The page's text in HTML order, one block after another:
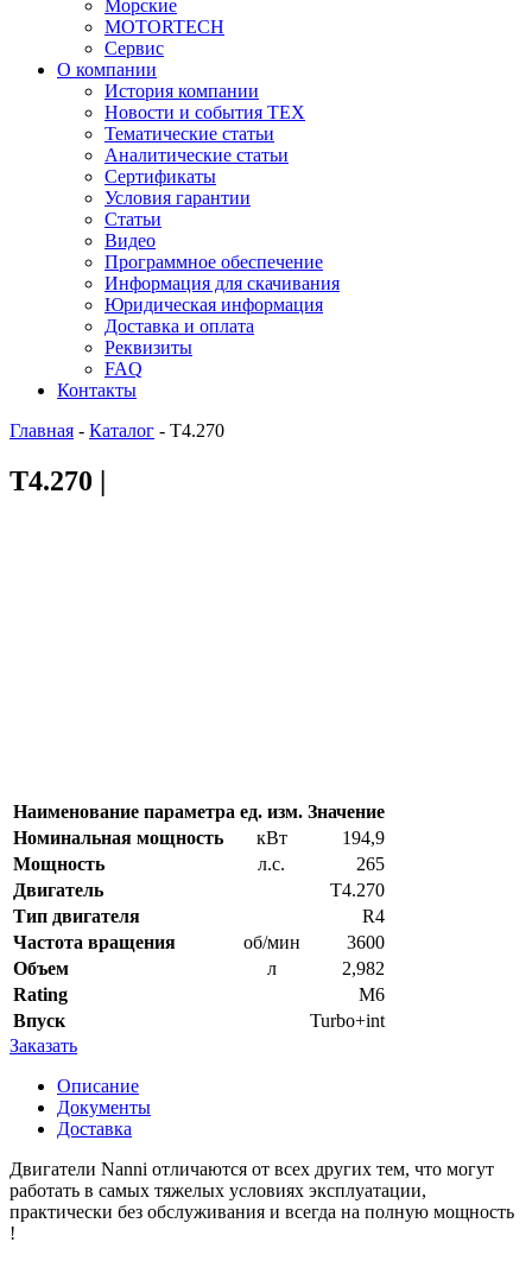
Морские
MOTORTECH
Сервис
О компании
История компании
Новости и события ТЕХ
Тематические статьи
Аналитические статьи
Сертификаты
Условия гарантии
Статьи
Видео
Программное обеспечение
Информация для скачивания
Юридическая информация
Доставка и оплата
Реквизиты
FAQ
Контакты
Главная - Каталог - T4.270
T4.270 |
Наименование параметра ед. изм. Значение
Номинальная мощность
кВт
194,9
Мощность
л.с.
265
Двигатель
T4.270
Тип двигателя
R4
Частота вращения
об/мин
3600
Объем
л
2,982
Rating
M6
Впуск
Turbo+int
Заказать
Описание
Документы
Доставка
Двигатели Nanni отличаются от всех других тем, что могут
работать в самых тяжелых условиях эксплуатации,
практически без обслуживания и всегда на полную мощность
!